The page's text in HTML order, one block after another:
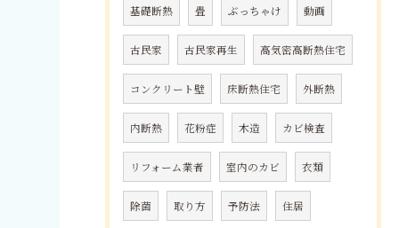
基礎断熱 畳 ぶっちゃけ 動画
古民家 古民家再生 高気密高断熱住宅
コンクリート壁 床断熱住宅 外断熱
内断熱 花粉症 木造 カビ検査
リフォーム業者 室内のカビ 衣類
除菌 取り方 予防法 住居